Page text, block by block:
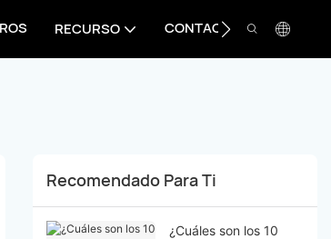
RECURSO CONTACTO
Recomendado Para Ti
¿Cuáles son los 10